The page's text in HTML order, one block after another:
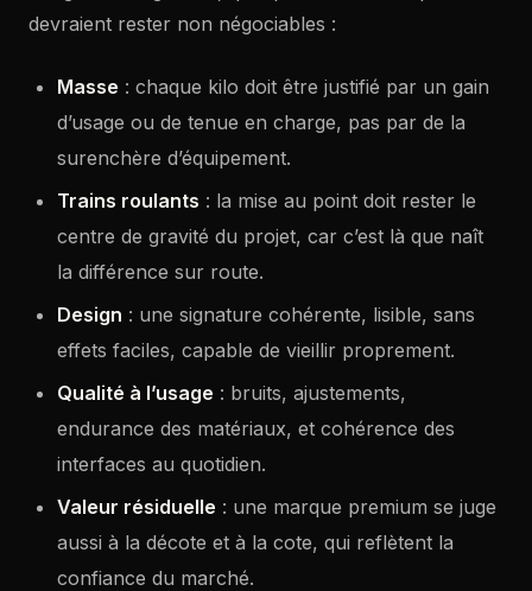
devraient rester non négociables :
Masse : chaque kilo doit être justifié par un gain
d’usage ou de tenue en charge, pas par de la
surenchère d’équipement.
Trains roulants : la mise au point doit rester le
centre de gravité du projet, car c’est là que naît
la différence sur route.
Design : une signature cohérente, lisible, sans
effets faciles, capable de vieillir proprement.
Qualité à l’usage : bruits, ajustements,
endurance des matériaux, et cohérence des
interfaces au quotidien.
Valeur résiduelle : une marque premium se juge
aussi à la décote et à la cote, qui reflètent la
confiance du marché.